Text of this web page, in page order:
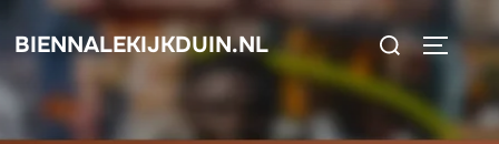
BIENNALEKIJKDUIN.NL
Search